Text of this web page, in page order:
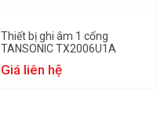
Thiết bị ghi âm 1 cổng
TANSONIC TX2006U1A
Giá liên hệ